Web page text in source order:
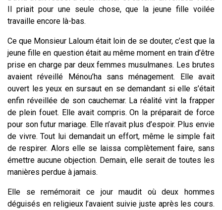
Il priait pour une seule chose, que la jeune fille voilée
travaille encore là-bas.
Ce que Monsieur Laloum était loin de se douter, c’est que la
jeune fille en question était au même moment en train d’être
prise en charge par deux femmes musulmanes. Les brutes
avaient réveillé Ménou’ha sans ménagement. Elle avait
ouvert les yeux en sursaut en se demandant si elle s’était
enfin réveillée de son cauchemar. La réalité vint la frapper
de plein fouet. Elle avait compris. On la préparait de force
pour son futur mariage. Elle n’avait plus d’espoir. Plus envie
de vivre. Tout lui demandait un effort, même le simple fait
de respirer. Alors elle se laissa complètement faire, sans
émettre aucune objection. Demain, elle serait de toutes les
manières perdue à jamais.
Elle se remémorait ce jour maudit où deux hommes
déguisés en religieux l’avaient suivie juste après les cours.